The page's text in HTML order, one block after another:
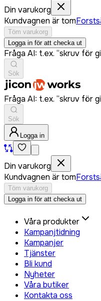
Din varukorg
Kundvagnen är tom
Töm varukorg
Logga in för att checka ut
Fråga AI: t.ex. “skruv för
Sök
Fråga AI: t.ex. “skruv för
Sök
Logga in
Din varukorg
Kundvagnen är tom
Töm varukorg
Logga in för att checka ut
Våra produkter
Kampanjtidning
Kampanjer
Tjänster
Bli kund
Nyheter
Våra butiker
Kontakta oss